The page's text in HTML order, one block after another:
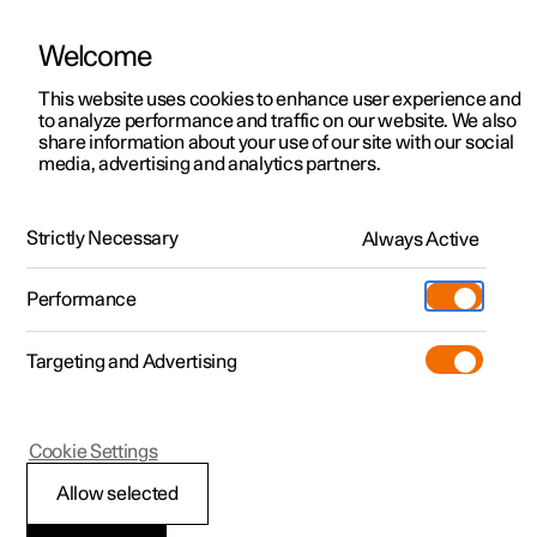
Polestar 2
Polestar 3
Polestar 4
Pre-owned
Shop
Mere
Udforsk Polestar 2
Kampagner
Nye lagerbiler
Prøvetur
Nye lagerbiler
Udforsk Polestar 4
Kampagner
Nye lagerbiler
Pre-owned-programmet
Pre-owned Polestar 2
Kampagner til privatkunder
Tilbud til erhvervskunder
Nye lagerbiler
Byg din bil
Pre-owned
Prøvetur
Extras tilbehør
(Åbner i et nyt vindue)
Experiences
Firmabil
Find os
Servicelokationer
Ejerskab
Opladning
Om Polestar
Bæredygtighed
HåndbogVideogalleriSoftwareopdateringer
Førerstøtte
Polestar 2
Klar til at køre-
Welcome
This website uses cookies to enhance user experience and
to analyze performance and traffic on our website. We also
share information about your use of our site with our social
media, advertising and analytics partners.
Strictly Necessary Always Active
Performance
Targeting and Advertising
Allow selected
Cookie Settings